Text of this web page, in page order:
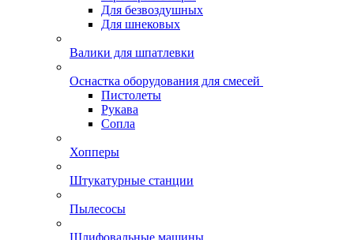
Для безвоздушных
Для шнековых
Валики для шпатлевки
Оснастка оборудования для смесей
Пистолеты
Рукава
Сопла
Хопперы
Штукатурные станции
Пылесосы
Шлифовальные машины